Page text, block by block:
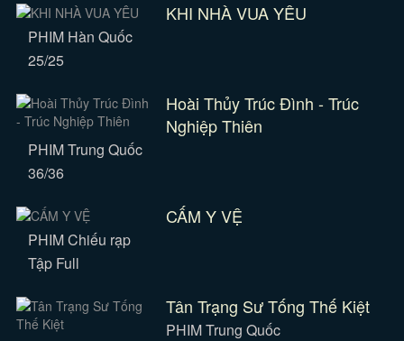
KHI NHÀ VUA YÊU
PHIM Hàn Quốc
25/25
Hoài Thủy Trúc Đình - Trúc
Nghiệp Thiên
PHIM Trung Quốc
36/36
CẤM Y VỆ
PHIM Chiếu rạp
Tập Full
Tân Trạng Sư Tống Thế Kiệt
PHIM Trung Quốc